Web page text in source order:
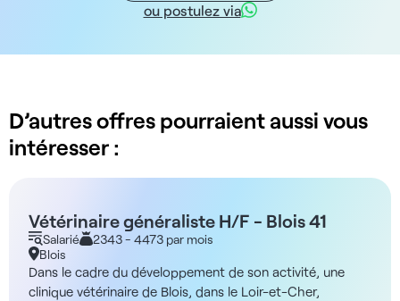
ou postulez via
D’autres offres pourraient aussi vous
intéresser :
Vétérinaire généraliste H/F - Blois 41
Salarié
2343 - 4473 par mois
Blois
Dans le cadre du développement de son activité, une
clinique vétérinaire de Blois, dans le Loir-et-Cher,